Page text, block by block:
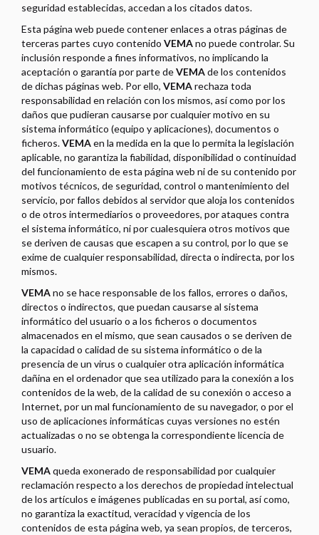
seguridad establecidas, accedan a los citados datos.
Esta página web puede contener enlaces a otras páginas de
terceras partes cuyo contenido VEMAno puede controlar. Su
inclusión responde a fines informativos, no implicando la
aceptación o garantía por parte deVEMAde los contenidos
de dichas páginas web. Por ello, VEMArechaza toda
responsabilidad en relación con los mismos, así como por los
daños que pudieran causarse por cualquier motivo en su
sistema informático (equipo y aplicaciones), documentos o
ficheros.VEMAen la medida en la que lo permita la legislación
aplicable, no garantiza la fiabilidad, disponibilidad o continuidad
del funcionamiento de esta página web ni de su contenido por
motivos técnicos, de seguridad, control o mantenimiento del
servicio, por fallos debidos al servidor que aloja los contenidos
o de otros intermediarios o proveedores, por ataques contra
el sistema informático, ni por cualesquiera otros motivos que
se deriven de causas que escapen a su control, por lo que se
exime de cualquier responsabilidad, directa o indirecta, por los
mismos.
VEMAno se hace responsable de los fallos, errores o daños,
directos o indirectos, que puedan causarse al sistema
informático del usuario o a los ficheros o documentos
almacenados en el mismo, que sean causados o se deriven de
la capacidad o calidad de su sistema informático o de la
presencia de un virus o cualquier otra aplicación informática
dañina en el ordenador que sea utilizado para la conexión a los
contenidos de la web, de la calidad de su conexión o acceso a
Internet, por un mal funcionamiento de su navegador, o por el
uso de aplicaciones informáticas cuyas versiones no estén
actualizadas o no se obtenga la correspondiente licencia de
usuario.
VEMAqueda exonerado de responsabilidad por cualquier
reclamación respecto a los derechos de propiedad intelectual
de los artículos e imágenes publicadas en su portal, así como,
no garantiza la exactitud, veracidad y vigencia de los
contenidos de esta página web, ya sean propios, de terceros,